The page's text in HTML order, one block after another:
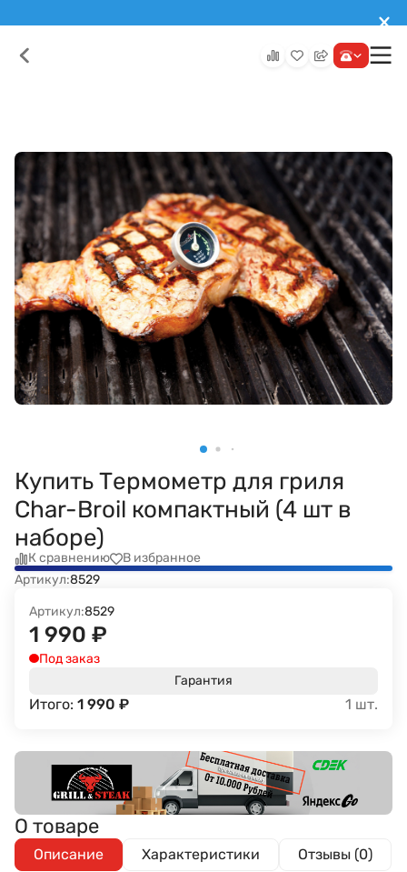
Купить Термометр для гриля
Char-Broil компактный (4 шт в
наборе)
К сравнению
В избранное
Артикул:8529
Артикул:8529
1 990 ₽
Под заказ
Гарантия
Итого: 1 990 ₽ 1 шт.
О товаре
Описание Характеристики Отзывы (0)